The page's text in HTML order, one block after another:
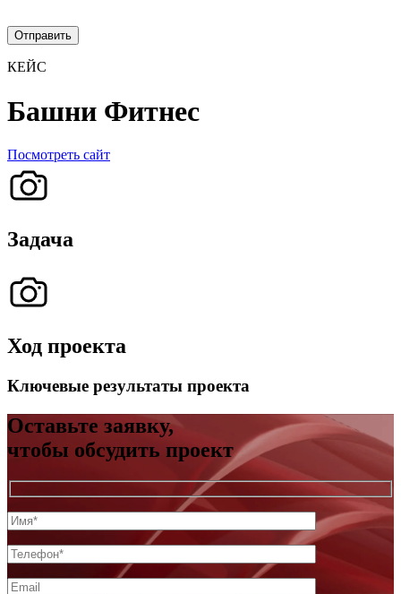
КЕЙС
Башни Фитнес
Посмотреть сайт
Задача
Ход проекта
Ключевые результаты проекта
Оставьте заявку,
чтобы обсудить проект